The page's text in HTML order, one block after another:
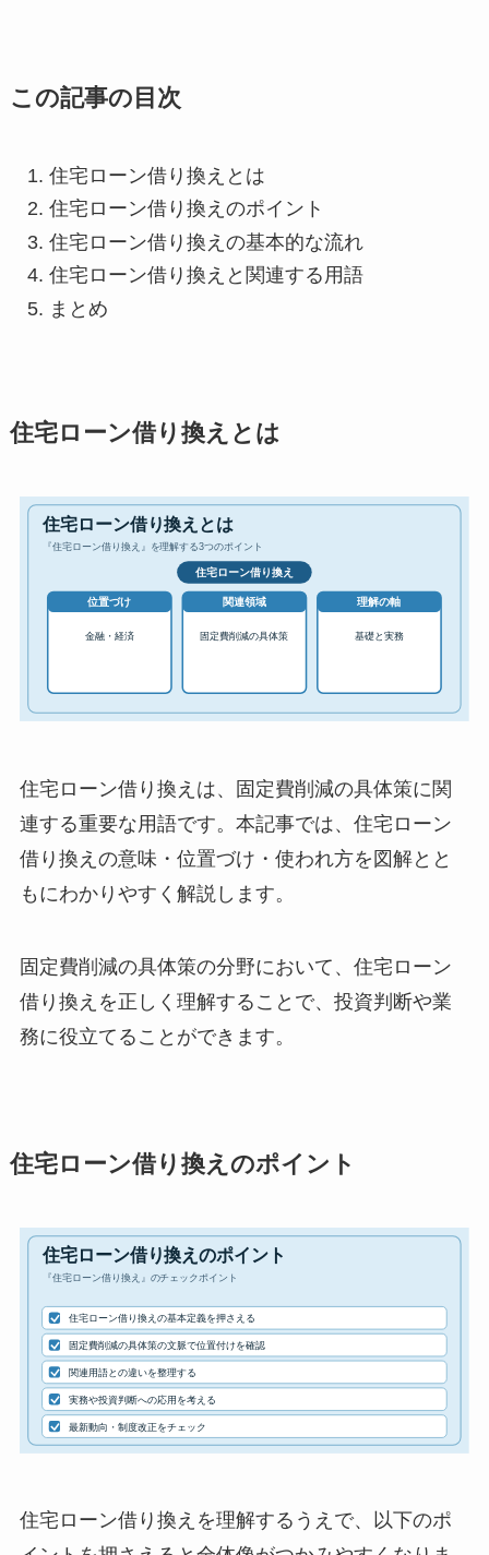
この記事の目次
住宅ローン借り換えとは
住宅ローン借り換えのポイント
住宅ローン借り換えの基本的な流れ
住宅ローン借り換えと関連する用語
まとめ
住宅ローン借り換えとは
住宅ローン借り換えは、固定費削減の具体策に関
連する重要な用語です。本記事では、住宅ローン
借り換えの意味・位置づけ・使われ方を図解とと
もにわかりやすく解説します。
固定費削減の具体策の分野において、住宅ローン
借り換えを正しく理解することで、投資判断や業
務に役立てることができます。
住宅ローン借り換えのポイント
住宅ローン借り換えを理解するうえで、以下のポ